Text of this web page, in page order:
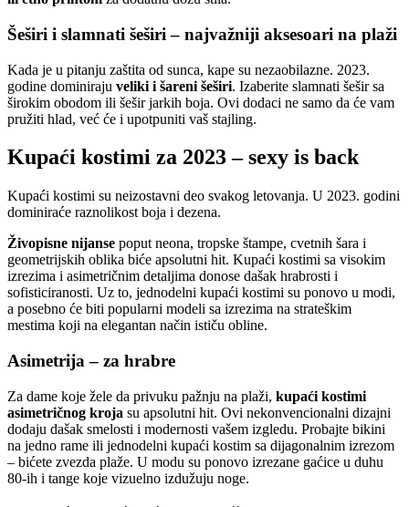
Šeširi i slamnati šeširi – najvažniji aksesoari na plaži
Kada je u pitanju zaštita od sunca, kape su nezaobilazne. 2023.
godine dominiraju veliki i šareni šeširi. Izaberite slamnati šešir sa
širokim obodom ili šešir jarkih boja. Ovi dodaci ne samo da će vam
pružiti hlad, već će i upotpuniti vaš stajling.
Kupaći kostimi za 2023 – sexy is back
Kupaći kostimi su neizostavni deo svakog letovanja. U 2023. godini
dominiraće raznolikost boja i dezena.
Živopisne nijanse poput neona, tropske štampe, cvetnih šara i
geometrijskih oblika biće apsolutni hit. Kupaći kostimi sa visokim
izrezima i asimetričnim detaljima donose dašak hrabrosti i
sofisticiranosti. Uz to, jednodelni kupaći kostimi su ponovo u modi,
a posebno će biti popularni modeli sa izrezima na strateškim
mestima koji na elegantan način ističu obline.
Asimetrija – za hrabre
Za dame koje žele da privuku pažnju na plaži, kupaći kostimi
asimetričnog kroja su apsolutni hit. Ovi nekonvencionalni dizajni
dodaju dašak smelosti i modernosti vašem izgledu. Probajte bikini
na jedno rame ili jednodelni kupaći kostim sa dijagonalnim izrezom
– bićete zvezda plaže. U modu su ponovo izrezane gaćice u duhu
80-ih i tange koje vizuelno izdužuju noge.